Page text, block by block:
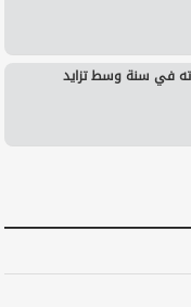
في سنة وسط تزايد